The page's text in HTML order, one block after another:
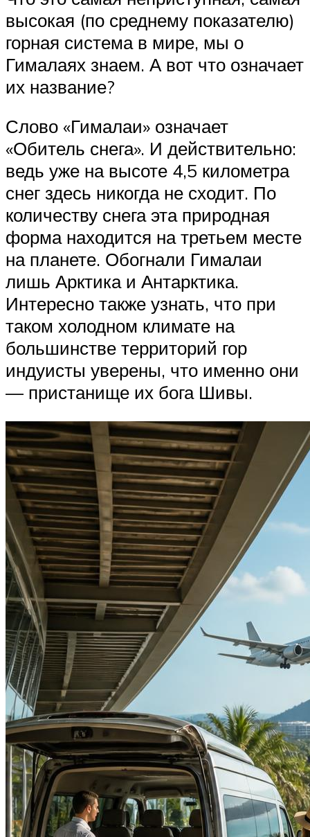
высокая (по среднему показателю)
горная система в мире, мы о
Гималаях знаем. А вот что означает
их название?
Слово «Гималаи» означает
«Обитель снега». И действительно:
ведь уже на высоте 4,5 километра
снег здесь никогда не сходит. По
количеству снега эта природная
форма находится на третьем месте
на планете. Обогнали Гималаи
лишь Арктика и Антарктика.
Интересно также узнать, что при
таком холодном климате на
большинстве территорий гор
индуисты уверены, что именно они
— пристанище их бога Шивы.